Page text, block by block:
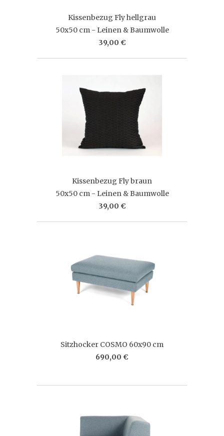
Kissenbezug Fly hellgrau
50x50 cm - Leinen & Baumwolle
39,00 €
Kissenbezug Fly braun
50x50 cm - Leinen & Baumwolle
39,00 €
Sitzhocker COSMO 60x90 cm
690,00 €